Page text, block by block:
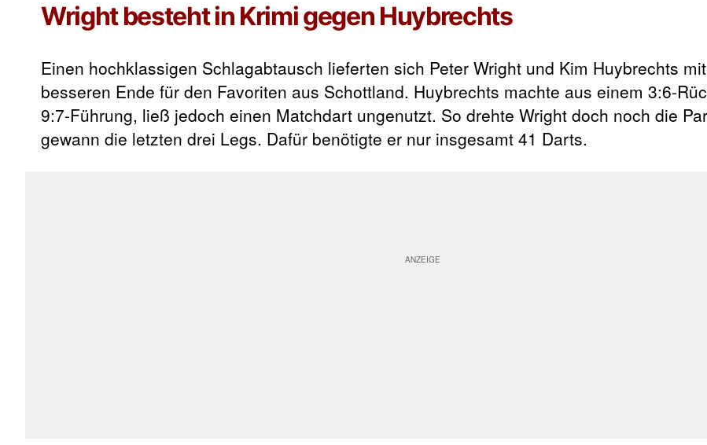
Wright besteht in Krimi gegen Huybrechts
Einen hochklassigen Schlagabtausch lieferten sich Peter Wright und Kim Huybrechts
besseren Ende für den Favoriten aus Schottland. Huybrechts machte aus einem 3:6-
9:7-Führung, ließ jedoch einen Matchdart ungenutzt. So drehte Wright doch noch die
gewann die letzten drei Legs. Dafür benötigte er nur insgesamt 41 Darts.